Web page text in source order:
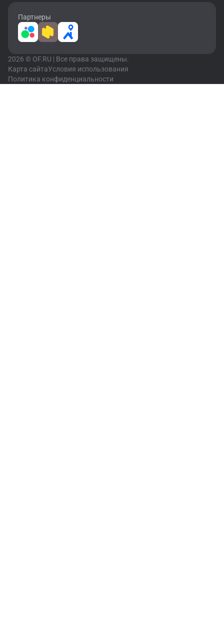
Партнеры
2026 © OF.RU | Все права защищены.
Карта сайтаУсловия использования
Политика конфиденциальности